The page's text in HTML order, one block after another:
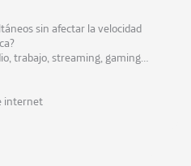
sin afectar la velocidad
trabajo, streaming, gaming…
internet